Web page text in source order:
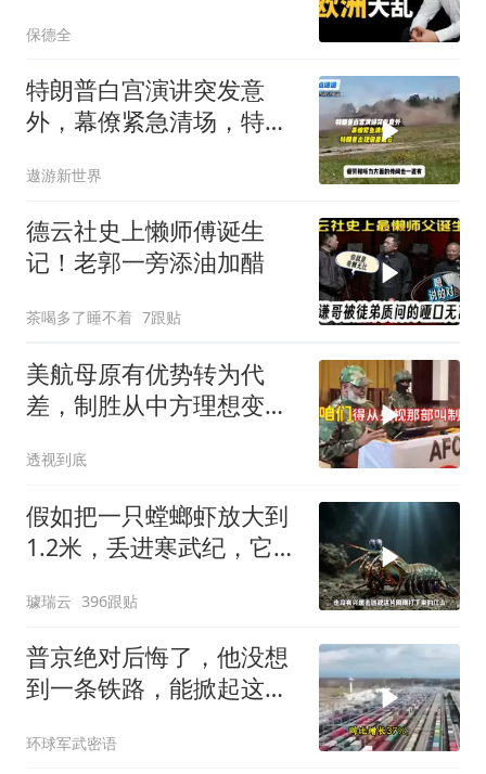
保德全
特朗普白宫演讲突发意
外，幕僚紧急清场，特朗
遨游新世界
德云社史上懒师傅诞生
记！老郭一旁添油加醋
茶喝多了睡不着 7跟贴
美航母原有优势转为代
差，制胜从中方理想变为
透视到底
假如把一只螳螂虾放大到
1.2米，丢进寒武纪，它能
璩瑞云 396跟贴
普京绝对后悔了，他没想
到一条铁路，能掀起这么
改写
环球军武密语